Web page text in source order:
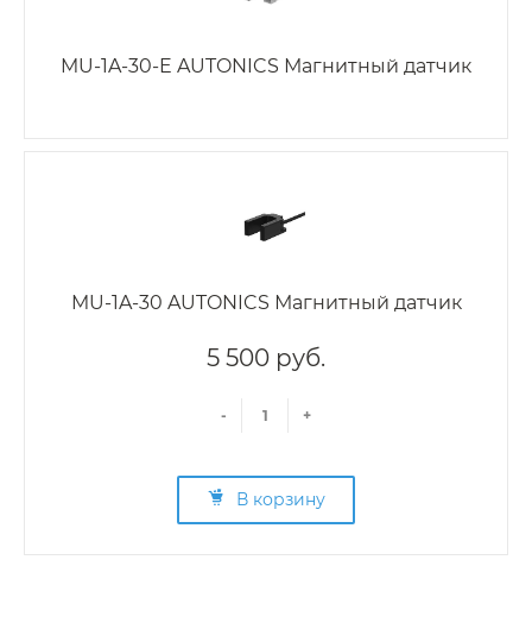
MU-1A-30-E AUTONICS Магнитный датчик
MU-1A-30 AUTONICS Магнитный датчик
5 500 руб.
- +
В корзину